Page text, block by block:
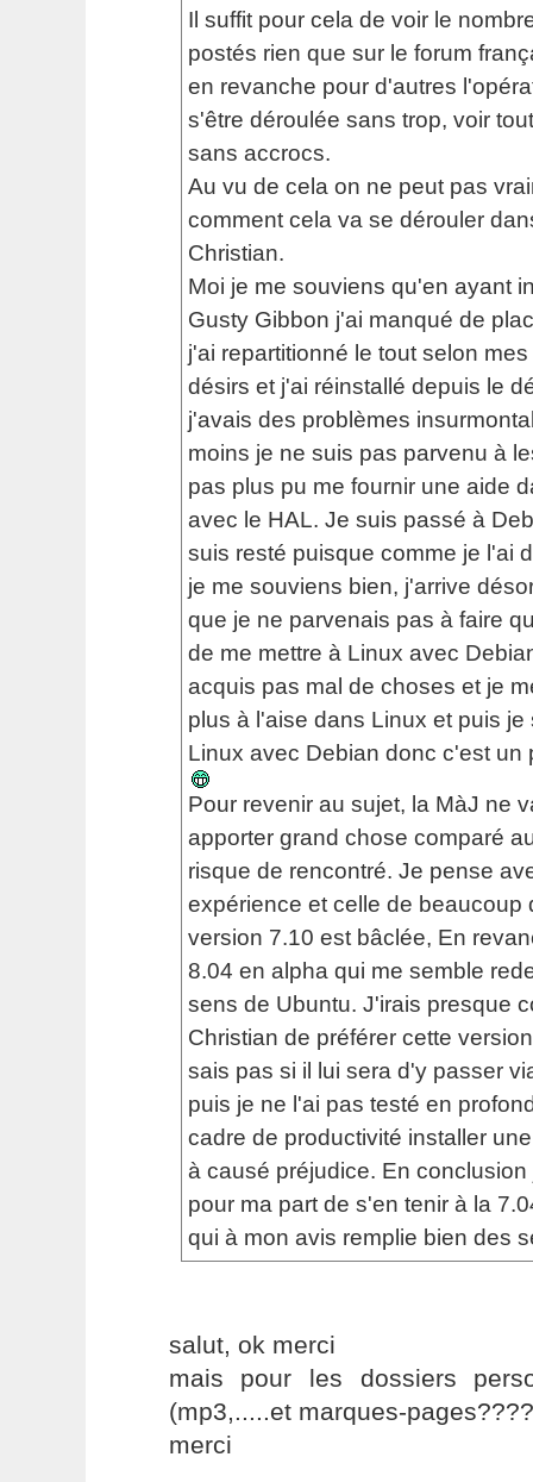
Il suffit pour cela de voir le
postés rien que sur le forum
en revanche pour d'autres
s'être déroulée sans trop, voir
sans accrocs.
Au vu de cela on ne peut pas
comment cela va se dérouler
Christian.
Moi je me souviens qu'en ayant
Gusty Gibbon j'ai manqué de
j'ai repartitionné le tout selon
désirs et j'ai réinstallé depuis le
j'avais des problèmes
moins je ne suis pas parvenu à
pas plus pu me fournir une aide
avec le HAL. Je suis passé à
suis resté puisque comme je l'ai
je me souviens bien, j'arrive
que je ne parvenais pas à faire
de me mettre à Linux avec
acquis pas mal de choses et je
plus à l'aise dans Linux et puis je
Linux avec Debian donc c'est un
Pour revenir au sujet, la MàJ ne
apporter grand chose comparé
risque de rencontré. Je pense
expérience et celle de beaucoup
version 7.10 est bâclée, En
8.04 en alpha qui me semble
sens de Ubuntu. J'irais presque
Christian de préférer cette
sais pas si il lui sera d'y passer
puis je ne l'ai pas testé en
cadre de productivité installer
à causé préjudice. En
pour ma part de s'en tenir à la
qui à mon avis remplie bien des
salut, ok merci
mais pour les dossiers
(mp3,.....et marques-
merci